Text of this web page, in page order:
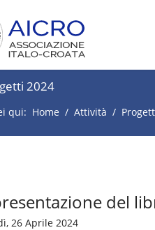
2024
qui: Home Attività
del
26 Aprile 2024